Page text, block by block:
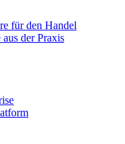
für den Handel
der Praxis